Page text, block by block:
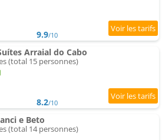
9.9/10
Arraial do Cabo
(total 15 personnes)
8.2/10
e Beto
(total 14 personnes)